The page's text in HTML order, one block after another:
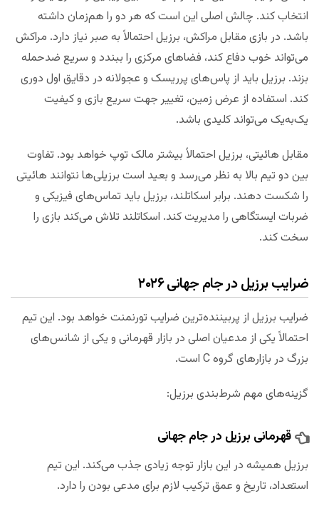
انتخاب کند. چالش اصلی این است که هر دو را هم‌زمان داشته
باشد. در بازی مقابل مراکش، برزیل احتمالاً به صبر نیاز دارد. مراکش
می‌تواند خوب دفاع کند، فضاهای مرکزی را ببندد و سریع ضدحمله
بزند. برزیل باید از پاس‌های پرریسک و عجولانه در دقایق اول دوری
کند. استفاده از عرض زمین، تغییر جهت سریع بازی و کیفیت
یک‌به‌یک می‌تواند کلیدی باشد.
مقابل هائیتی، برزیل احتمالاً بیشتر مالک توپ خواهد بود. تفاوت
بین دو تیم بالا به نظر می‌رسد و بعید است برزیلی‌ها نتوانند هائیتی
را شکست دهند. برابر اسکاتلند، برزیل باید تماس‌های فیزیکی و
ضربات ایستگاهی را مدیریت کند. اسکاتلند تلاش می‌کند بازی را
سخت کند.
ضرایب برزیل در جام جهانی ۲۰۲۶
ضرایب برزیل از پربیننده‌ترین ضرایب تورنمنت خواهد بود. این تیم
احتمالاً یکی از مدعیان اصلی در بازار قهرمانی و یکی از شانس‌های
بزرگ در بازارهای گروه C است.
گزینه‌های مهم شرط‌بندی برزیل:
قهرمانی برزیل در جام جهانی
برزیل همیشه در این بازار توجه زیادی جذب می‌کند. این تیم
استعداد، تاریخ و عمق ترکیب لازم برای مدعی بودن را دارد.